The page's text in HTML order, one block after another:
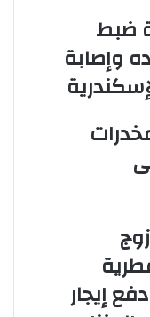
ضبط
وإصابة
مخدرات
إيجار